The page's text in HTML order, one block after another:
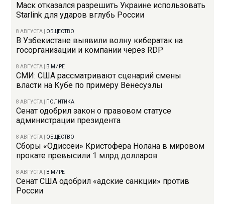
Маск отказался разрешить Украине использовать
Starlink для ударов вглубь России
8 АВГУСТА ОБЩЕСТВО
В Узбекистане выявили волну кибератак на
госорганизации и компании через RDP
8 АВГУСТА В МИРЕ
СМИ: США рассматривают сценарий смены
власти на Кубе по примеру Венесуэлы
8 АВГУСТА ПОЛИТИКА
Сенат одобрил закон о правовом статусе
администрации президента
8 АВГУСТА ОБЩЕСТВО
Сборы «Одиссеи» Кристофера Нолана в мировом
прокате превысили 1 млрд долларов
8 АВГУСТА В МИРЕ
Сенат США одобрил «адские санкции» против
России